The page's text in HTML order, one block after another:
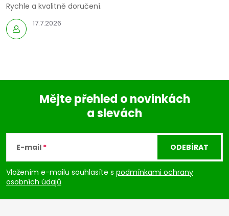
17.7.2026
Rychle a kvalitně doručení.
p
a
Mějte přehled o novinkách
a slevách
E-mail
Vložením e-mailu souhlasíte s podmínkami ochrany
osobních údajů
ODEBÍRAT